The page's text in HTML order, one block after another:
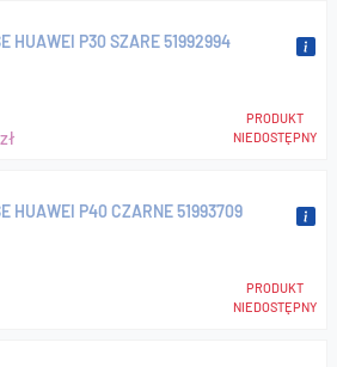
HUAWEI P30 SZARE 51992994
PRODUKT
NIEDOSTĘPNY
HUAWEI P40 CZARNE 51993709
PRODUKT
NIEDOSTĘPNY